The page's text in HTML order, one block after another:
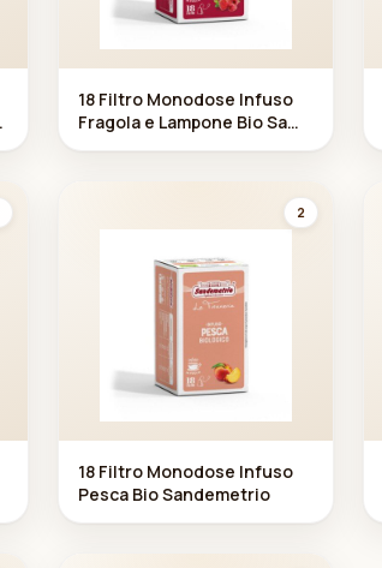
18 Filtro Monodose Infuso
Fragola e Lampone Bio Sa
2
18 Filtro Monodose Infuso
Pesca Bio Sandemetrio